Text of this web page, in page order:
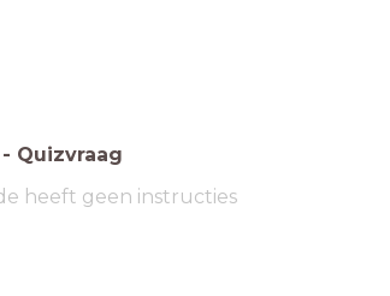
- Quizvraag
heeft geen instructies